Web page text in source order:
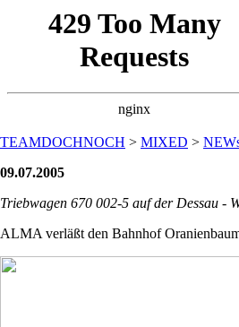
TEAMDOCHNOCH > MIXED >
09.07.2005
Triebwagen 670 002-5 auf der Dessau -
ALMA verläßt den Bahnhof